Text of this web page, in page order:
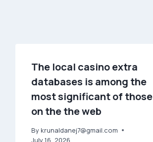
The local casino extra
databases is among the
most significant of those
on the the web
By krunaldanej7@gmail.com
July 16, 2026